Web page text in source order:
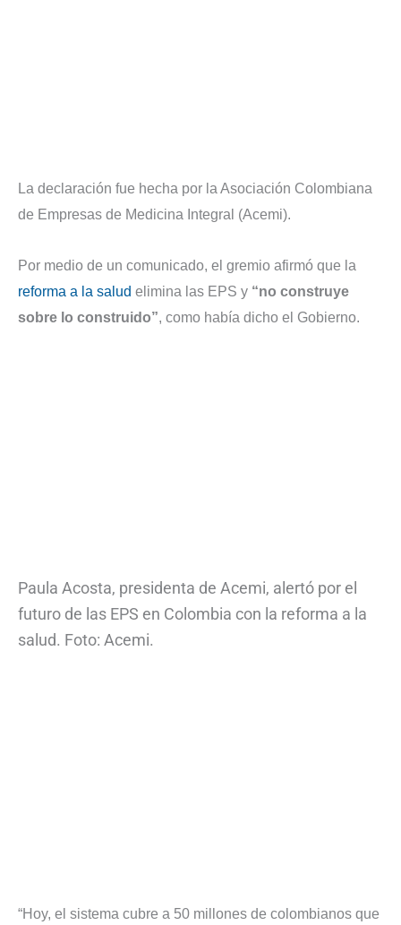
La declaración fue hecha por la Asociación Colombiana
de Empresas de Medicina Integral (Acemi).
Por medio de un comunicado, el gremio afirmó que la
reforma a la salud elimina las EPS y “no construye
sobre lo construido”, como había dicho el Gobierno.
Paula Acosta, presidenta de Acemi, alertó por el
futuro de las EPS en Colombia con la reforma a la
salud. Foto: Acemi.
“Hoy, el sistema cubre a 50 millones de colombianos que